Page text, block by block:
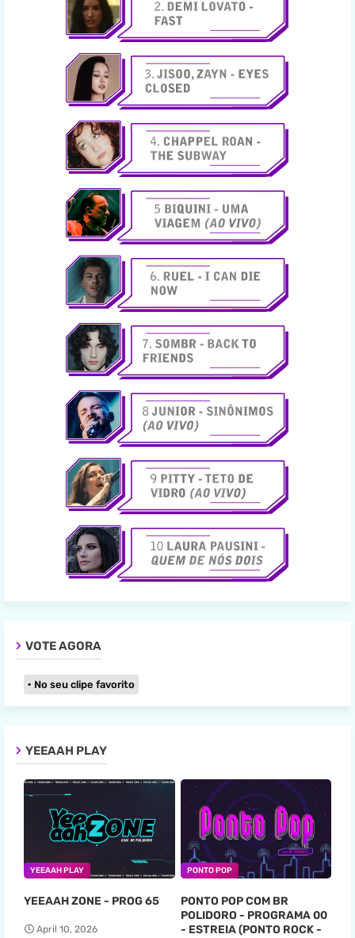
VOTE AGORA
No seu clipe favorito
YEEAAH PLAY
YEEAAH PLAY
YEEAAH ZONE - PROG 65
April 10, 2026
PONTO POP
PONTO POP COM BR
POLIDORO - PROGRAMA 00
- ESTREIA (PONTO ROCK -